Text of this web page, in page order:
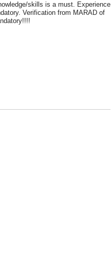
skills is a must. Experience
Verification from MARAD of